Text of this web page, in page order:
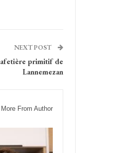
NEXT POST
primitif de
Lannemezan
More From Author